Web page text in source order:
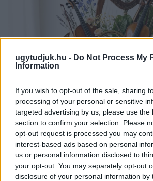
ugytudjuk.hu - Do Not Process My
Information
If you wish to opt-out of the sale, sharing
processing of your personal or sensitive
targeted advertising by us, please use the
section to confirm your selection. Please
opt-out request is processed you may
interest-based ads based on personal
us or personal information disclosed to
your opt-out. You may separately opt-out
disclosure of your personal information by
EXTRA: A VÁSÁRCSARNOKBAN
A GYŐRI FILHARMONIKUS ZENEKAR
A „Zenélő piac” című különleges
rendhagyó helyszínen találkozhat a
zenével.